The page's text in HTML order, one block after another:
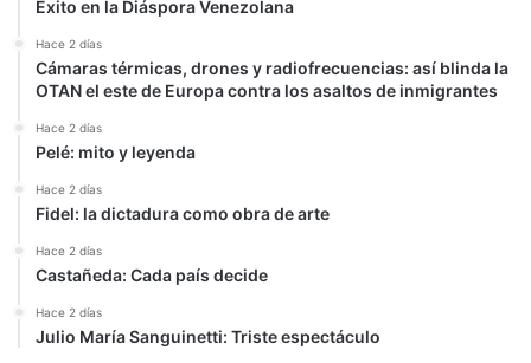
Éxito en la Diáspora Venezolana
Hace 2 días
Cámaras térmicas, drones y radiofrecuencias: así blinda la
OTAN el este de Europa contra los asaltos de inmigrantes
Hace 2 días
Pelé: mito y leyenda
Hace 2 días
Fidel: la dictadura como obra de arte
Hace 2 días
Castañeda: Cada país decide
Hace 2 días
Julio María Sanguinetti: Triste espectáculo